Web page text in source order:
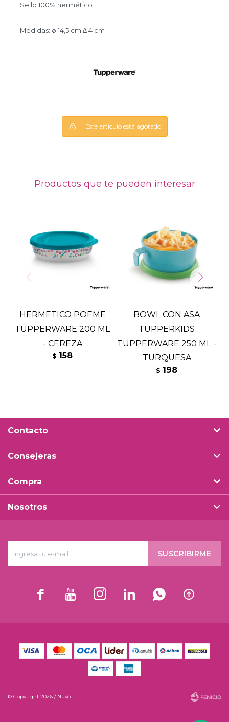
Sello 100% hermético.
Medidas: ø 14,5 cm ∆ 4 cm
Este artículo está agotado.
Productos que te pueden interesar
HERMETICO POEME
TUPPERWARE 200 ML
- CEREZA
$ 158
BOWL CON ASA
TUPPERKIDS
TUPPERWARE 250 ML -
TURQUESA
$ 198
SUSCRIBIRME
     
Contacto
Consejeras
Compra
Nosotros
© Copyright 2026 / Nuvó